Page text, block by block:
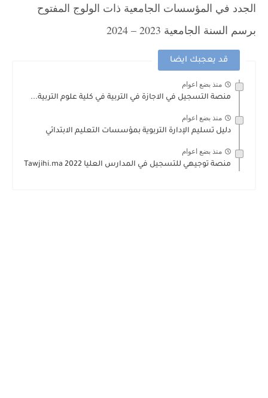
الجدد في المؤسسات الجامعية ذات الولوج المفتوح
برسم السنة الجامعية 2023 – 2024
قد يعجبك ايضا
منذ بضع اعوام
منصة التسجيل في الاجازة في التربية في كلية علوم التربية...
منذ بضع اعوام
دليل تسليم الإدارة التربوية بمؤسسات التعليم الابتدائي
منذ بضع اعوام
منصة توجيهي للتسجيل في المدارس العليا Tawjihi.ma 2022